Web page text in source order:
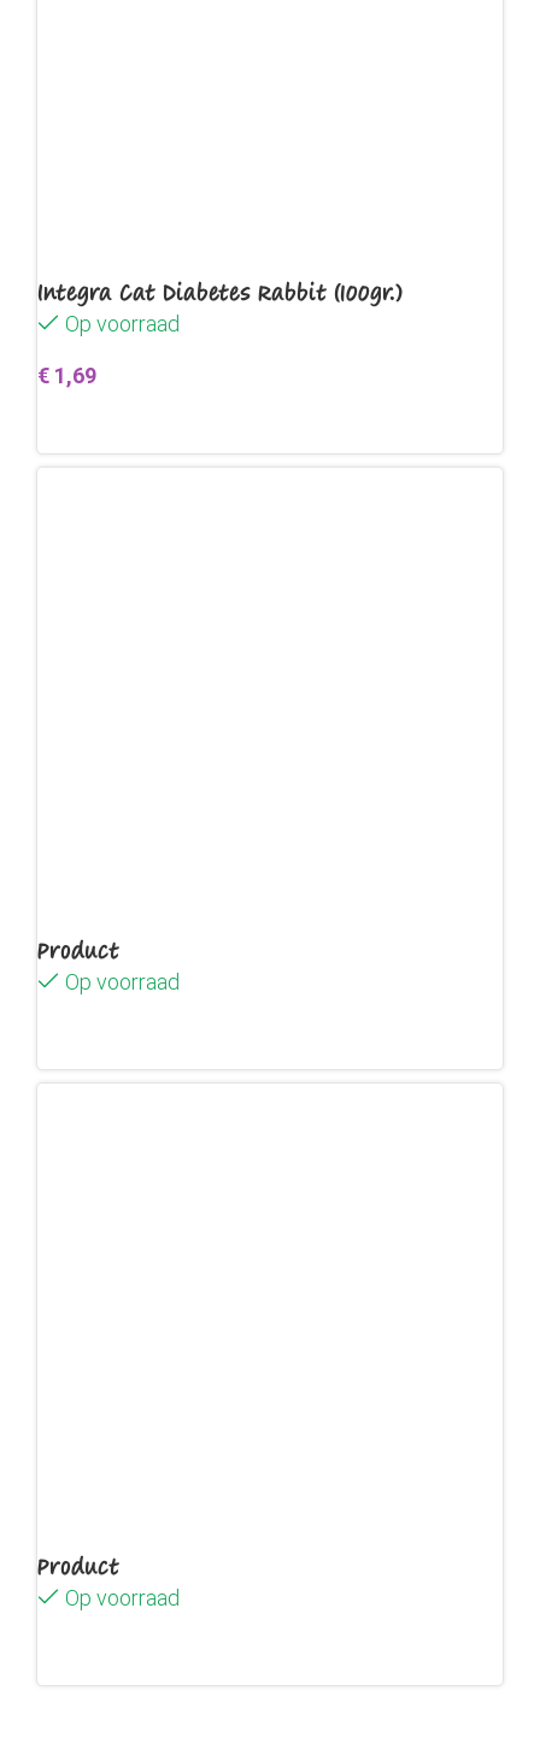
Integra Cat Diabetes Rabbit (100gr.)
Op voorraad
€ 1,69
Product
Op voorraad
Product
Op voorraad